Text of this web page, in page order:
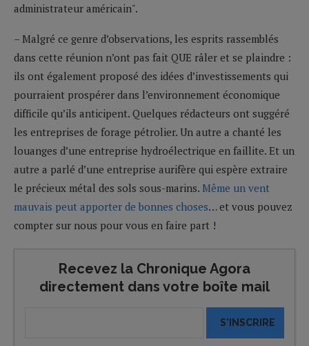
administrateur américain".
– Malgré ce genre d’observations, les esprits rassemblés
dans cette réunion n’ont pas fait QUE râler et se plaindre :
ils ont également proposé des idées d’investissements qui
pourraient prospérer dans l’environnement économique
difficile qu’ils anticipent. Quelques rédacteurs ont suggéré
les entreprises de forage pétrolier. Un autre a chanté les
louanges d’une entreprise hydroélectrique en faillite. Et un
autre a parlé d’une entreprise aurifère qui espère extraire
le précieux métal des sols sous-marins. Même un vent
mauvais peut apporter de bonnes choses… et vous pouvez
compter sur nous pour vous en faire part !
Recevez la Chronique Agora
directement dans votre boîte mail
S'INSCRIRE